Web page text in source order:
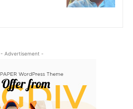
- Advertisement -